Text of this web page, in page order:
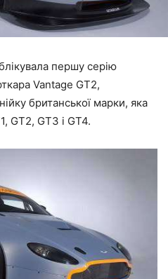
першу серію
Vantage GT2,
британської марки, яка
GT2, GT3 і GT4.